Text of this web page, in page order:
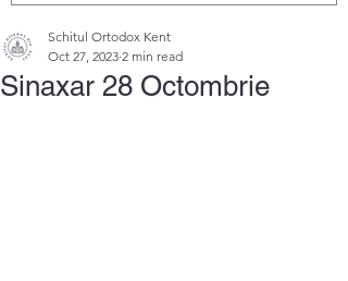
Sinaxar 28 Octombrie
Schitul Ortodox Kent
Oct 27, 2023 2 min read